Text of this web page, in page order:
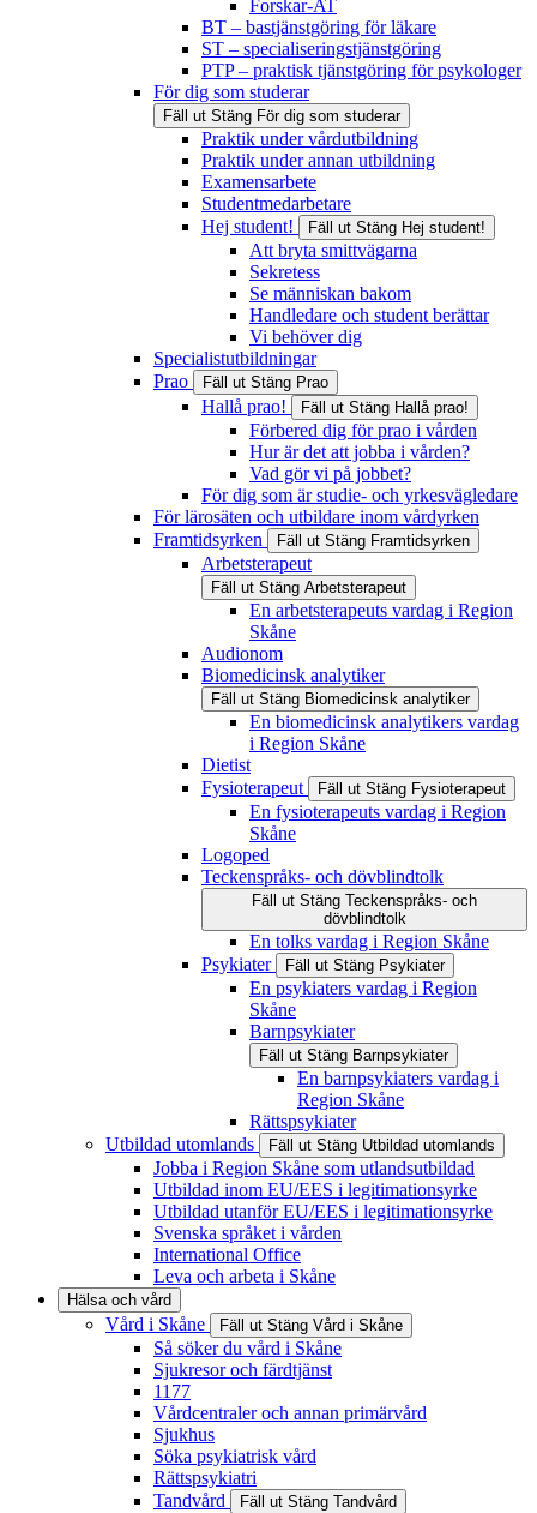
Forskar-AT
BT – bastjänstgöring för läkare
ST – specialiseringstjänstgöring
PTP – praktisk tjänstgöring för psykologer
För dig som studerar
Fäll ut Stäng För dig som studerar
Praktik under vårdutbildning
Praktik under annan utbildning
Examensarbete
Studentmedarbetare
Hej student!
Fäll ut Stäng Hej student!
Att bryta smittvägarna
Sekretess
Se människan bakom
Handledare och student berättar
Vi behöver dig
Specialistutbildningar
Prao
Fäll ut Stäng Prao
Hallå prao! Fäll ut Stäng Hallå prao!
Förbered dig för prao i vården
Hur är det att jobba i vården?
Vad gör vi på jobbet?
För dig som är studie- och yrkesvägledare
För lärosäten och utbildare inom vårdyrken
Framtidsyrken
Fäll ut Stäng Framtidsyrken
Arbetsterapeut
Fäll ut Stäng Arbetsterapeut
En arbetsterapeuts vardag i Region
Skåne
Audionom
Biomedicinsk analytiker
Fäll ut Stäng Biomedicinsk analytiker
En biomedicinsk analytikers vardag
i Region Skåne
Dietist
Fysioterapeut
Fäll ut Stäng Fysioterapeut
En fysioterapeuts vardag i Region
Skåne
Logoped
Teckenspråks- och dövblindtolk
Fäll ut Stäng Teckenspråks- och
dövblindtolk
En tolks vardag i Region Skåne
Psykiater
Fäll ut Stäng Psykiater
En psykiaters vardag i Region
Skåne
Barnpsykiater
Fäll ut Stäng Barnpsykiater
En barnpsykiaters vardag i
Region Skåne
Rättspsykiater
Utbildad utomlands
Fäll ut Stäng Utbildad utomlands
Jobba i Region Skåne som utlandsutbildad
Utbildad inom EU/EES i legitimationsyrke
Utbildad utanför EU/EES i legitimationsyrke
Svenska språket i vården
International Office
Leva och arbeta i Skåne
Hälsa och vård
Vård i Skåne Fäll ut Stäng Vård i Skåne
Så söker du vård i Skåne
Sjukresor och färdtjänst
1177
Vårdcentraler och annan primärvård
Sjukhus
Söka psykiatrisk vård
Rättspsykiatri
Tandvård
Fäll ut Stäng Tandvård